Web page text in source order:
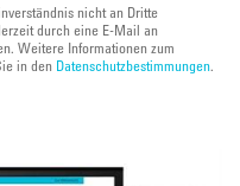
nicht an Dritte
durch eine E-Mail an
Weitere Informationen zum
in den Datenschutzbestimmungen.